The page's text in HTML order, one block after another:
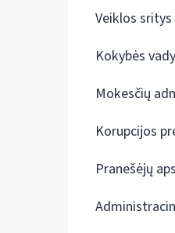
Veiklos sritys
Kokybės
Mokesčių
Korupcijos
Pranešėjų